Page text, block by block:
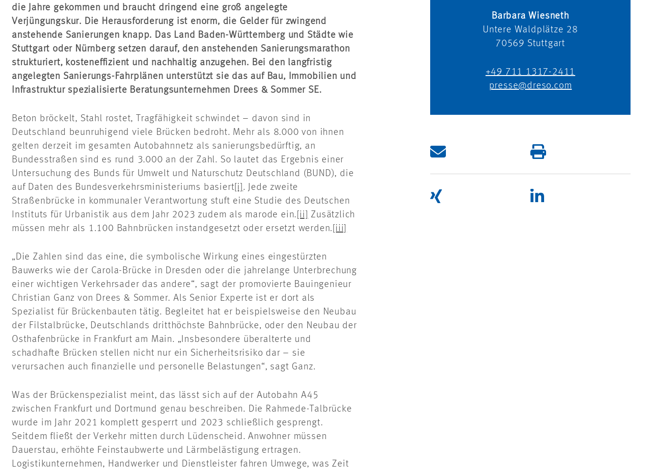
die Jahre gekommen und braucht dringend eine groß angelegte
Verjüngungskur. Die Herausforderung ist enorm, die Gelder für zwingend
anstehende Sanierungen knapp. Das Land Baden-Württemberg und Städte wie
Stuttgart oder Nürnberg setzen darauf, den anstehenden Sanierungsmarathon
strukturiert, kosteneffizient und nachhaltig anzugehen. Bei den langfristig
angelegten Sanierungs-Fahrplänen unterstützt sie das auf Bau, Immobilien und
Infrastruktur spezialisierte Beratungsunternehmen Drees & Sommer SE.
Beton bröckelt, Stahl rostet, Tragfähigkeit schwindet – davon sind in
Deutschland beunruhigend viele Brücken bedroht. Mehr als 8.000 von ihnen
gelten derzeit im gesamten Autobahnnetz als sanierungsbedürftig, an
Bundesstraßen sind es rund 3.000 an der Zahl. So lautet das Ergebnis einer
Untersuchung des Bunds für Umwelt und Naturschutz Deutschland (BUND), die
auf Daten des Bundesverkehrsministeriums basiert [i] . Jede zweite
Straßenbrücke in kommunaler Verantwortung stuft eine Studie des Deutschen
Instituts für Urbanistik aus dem Jahr 2023 zudem als marode ein. [ii]
Zusätzlich
müssen mehr als 1.100 Bahnbrücken instandgesetzt oder ersetzt werden. [iii]
„Die Zahlen sind das eine, die symbolische Wirkung eines eingestürzten
Bauwerks wie der Carola-Brücke in Dresden oder die jahrelange Unterbrechung
einer wichtigen Verkehrsader das andere“, sagt der promovierte Bauingenieur
Christian Ganz von Drees & Sommer. Als Senior Experte ist er dort als
Spezialist für Brückenbauten tätig. Begleitet hat er beispielsweise den Neubau
der Filstalbrücke, Deutschlands dritthöchste Bahnbrücke, oder den Neubau der
Osthafenbrücke in Frankfurt am Main. „Insbesondere überalterte und
schadhafte Brücken stellen nicht nur ein Sicherheitsrisiko dar – sie
verursachen auch finanzielle und personelle Belastungen“, sagt Ganz.
Was der Brückenspezialist meint, das lässt sich auf der Autobahn A45
zwischen Frankfurt und Dortmund genau beschreiben. Die Rahmede-Talbrücke
wurde im Jahr 2021 komplett gesperrt und 2023 schließlich gesprengt.
Seitdem fließt der Verkehr mitten durch Lüdenscheid. Anwohner müssen
Dauerstau, erhöhte Feinstaubwerte und Lärmbelästigung ertragen.
Logistikunternehmen, Handwerker und Dienstleister fahren Umwege, was Zeit
Barbara Wiesneth
Untere Waldplätze 28
70569 Stuttgart
+49 711 1317-2411
presse@dreso.com